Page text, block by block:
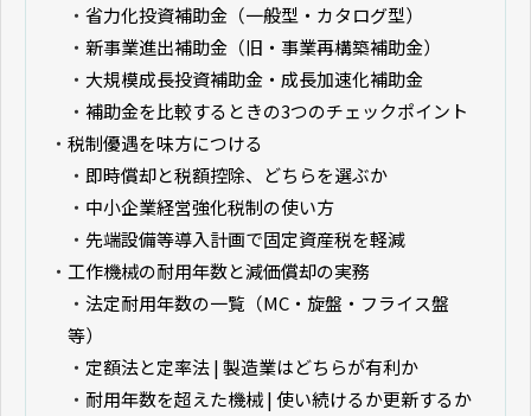
・ 省力化投資補助金（一般型・カタログ型）
・ 新事業進出補助金（旧・事業再構築補助金）
・ 大規模成長投資補助金・成長加速化補助金
・ 補助金を比較するときの3つのチェックポイント
・ 税制優遇を味方につける
・ 即時償却と税額控除、どちらを選ぶか
・ 中小企業経営強化税制の使い方
・ 先端設備等導入計画で固定資産税を軽減
・ 工作機械の耐用年数と減価償却の実務
・ 法定耐用年数の一覧（MC・旋盤・フライス盤
等）
・ 定額法と定率法 | 製造業はどちらが有利か
・ 耐用年数を超えた機械 | 使い続けるか更新するか